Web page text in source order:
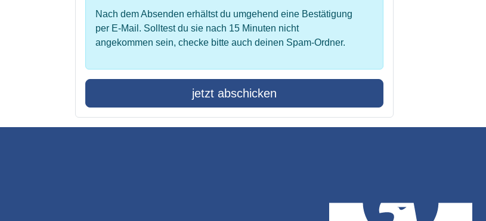
Nach dem Absenden erhältst du umgehend eine Bestätigung
per E-Mail. Solltest du sie nach 15 Minuten nicht
angekommen sein, checke bitte auch deinen Spam-Ordner.
jetzt abschicken